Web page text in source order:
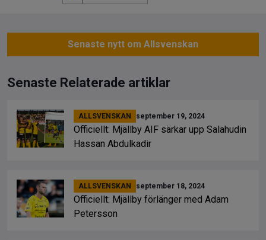
Senaste nytt om Allsvenskan
Senaste Relaterade artiklar
ALLSVENSKAN september 19, 2024
Officiellt: Mjällby AIF särkar upp Salahudin
Hassan Abdulkadir
ALLSVENSKAN september 18, 2024
Officiellt: Mjällby förlänger med Adam
Petersson